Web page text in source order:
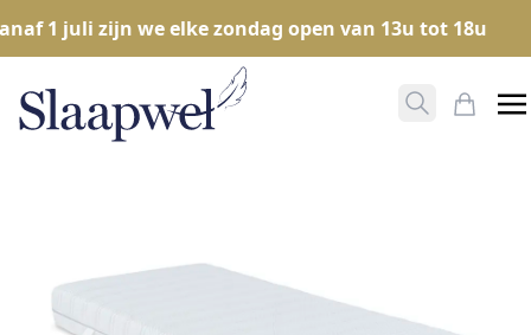
1 juli zijn we elke zondag open van 13u tot 18u
ZoekenMijn